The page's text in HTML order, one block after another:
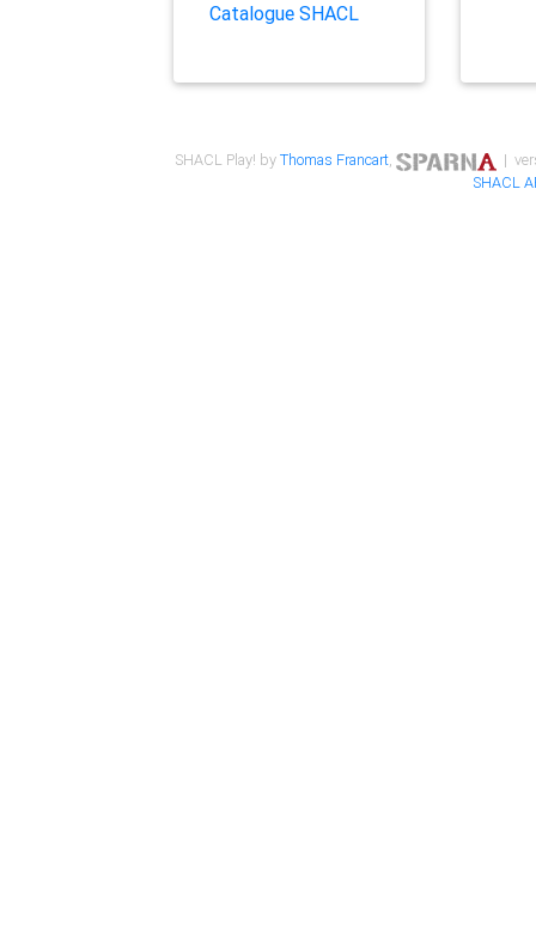
Catalogue SHACL
SHACL Play! byThomas Francart,
|
SHACL